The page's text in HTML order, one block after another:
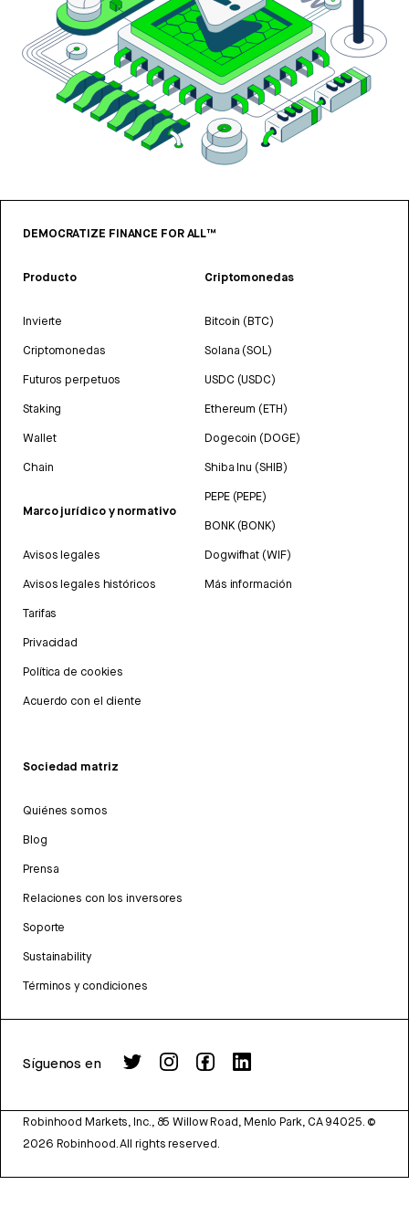
DEMOCRATIZE FINANCE FOR ALL™
Producto
Invierte
Criptomonedas
Futuros perpetuos
Staking
Wallet
Chain
Marco jurídico y normativo
Avisos legales
Avisos legales históricos
Tarifas
Privacidad
Política de cookies
Acuerdo con el cliente
Criptomonedas
Bitcoin (BTC)
Solana (SOL)
USDC (USDC)
Ethereum (ETH)
Dogecoin (DOGE)
Shiba Inu (SHIB)
PEPE (PEPE)
BONK (BONK)
Dogwifhat (WIF)
Más información
Sociedad matriz
Quiénes somos
Blog
Prensa
Relaciones con los inversores
Soporte
Sustainability
Términos y condiciones
Síguenos en
Robinhood Markets, Inc., 85 Willow Road, Menlo Park, CA 94025. ©
2026 Robinhood. All rights reserved.